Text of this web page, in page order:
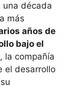
una década
más
años de
bajo el
, la compañía
el desarrollo